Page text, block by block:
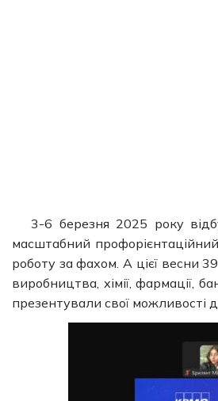
3-6 березня 2025 року
масштабний
роботу за фахом. А цієї весни
виробництва, хімії, фармації,
презентували свої можливості